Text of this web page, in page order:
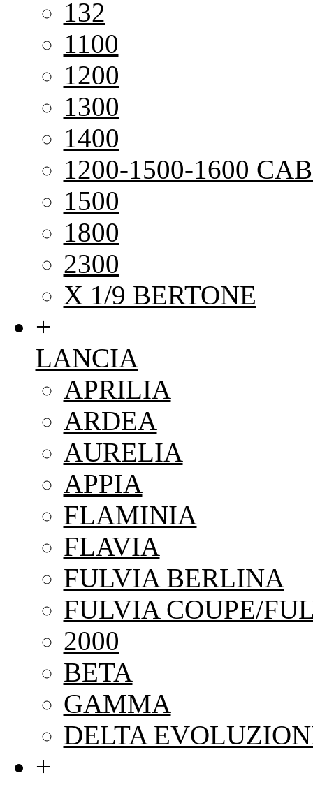
132
1100
1200
1300
1400
1200-1500-1600
1500
1800
2300
X 1/9 BERTONE
+
LANCIA
APRILIA
ARDEA
AURELIA
APPIA
FLAMINIA
FLAVIA
FULVIA BERLINA
FULVIA COUPE/
2000
BETA
GAMMA
DELTA
+